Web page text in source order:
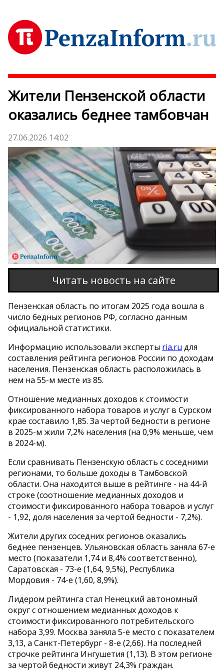
Жители Пензенской области
оказались беднее тамбовчан
27.06.2026 14:02
Читать новость на сайте
Пензенская область по итогам 2025 года вошла в
число бедных регионов РФ, согласно данным
официальной статистики.
Информацию использовали эксперты ria.ru для
составления рейтинга регионов России по доходам
населения. Пензенская область расположилась в
нем на 55-м месте из 85.
Отношение медианных доходов к стоимости
фиксированного набора товаров и услуг в Сурском
крае составило 1,85. За чертой бедности в регионе
в 2025-м жили 7,2% населения (на 0,9% меньше, чем
в 2024-м).
Если сравнивать Пензенскую область с соседними
регионами, то больше доходы в Тамбовской
области. Она находится выше в рейтинге - на 44-й
строке (соотношение медианных доходов и
стоимости фиксированного набора товаров и услуг
- 1,92, доля населения за чертой бедности - 7,2%).
Жители других соседних регионов оказались
беднее пензенцев. Ульяновская область заняла 67-е
место (показатели 1,74 и 8,4% соответственно),
Саратовская - 73-е (1,64, 9,5%), Республика
Мордовия - 74-е (1,60, 8,9%).
Лидером рейтинга стал Ненецкий автономный
округ с отношением медианных доходов к
стоимости фиксированного потребительского
набора 3,99. Москва заняла 5-е место с показателем
3,13, а Санкт-Петербург - 8-е (2,66). На последней
строчке рейтинга Ингушетия (1,13). В этом регионе
за чертой бедности живут 24,3% граждан.